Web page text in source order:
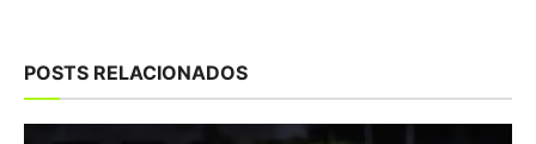
POSTS RELACIONADOS